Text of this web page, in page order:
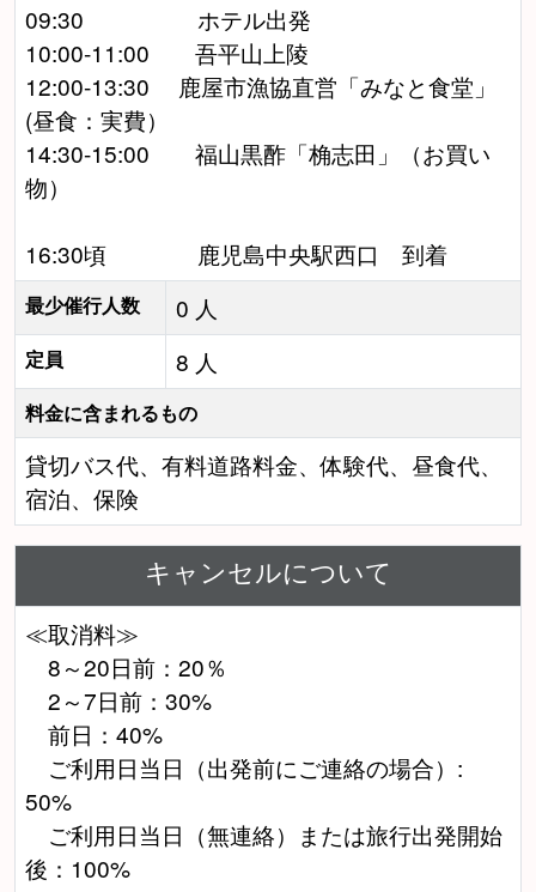
09:30 ホテル出発
10:00-11:00 吾平山上陵
12:00-13:30 鹿屋市漁協直営「みなと食堂」
(昼食：実費）
14:30-15:00 福山黒酢「桷志田」（お買い
物）
16:30頃 鹿児島中央駅西口 到着
最少催行人数 0 人
定員 8 人
料金に含まれるもの
貸切バス代、有料道路料金、体験代、昼食代、
宿泊、保険
キャンセルについて
≪取消料≫
8～20日前：20％
2～7日前：30%
前日：40%
ご利用日当日（出発前にご連絡の場合）:
50%
ご利用日当日（無連絡）または旅行出発開始
後：100%